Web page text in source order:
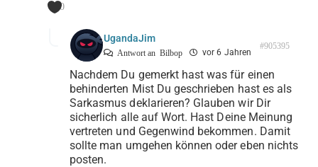
0
UgandaJim
Antwort an Bilbop vor 6 Jahren
#905395
Nachdem Du gemerkt hast was für einen
behinderten Mist Du geschrieben hast es als
Sarkasmus deklarieren? Glauben wir Dir
sicherlich alle auf Wort. Hast Deine Meinung
vertreten und Gegenwind bekommen. Damit
sollte man umgehen können oder eben nichts
posten.